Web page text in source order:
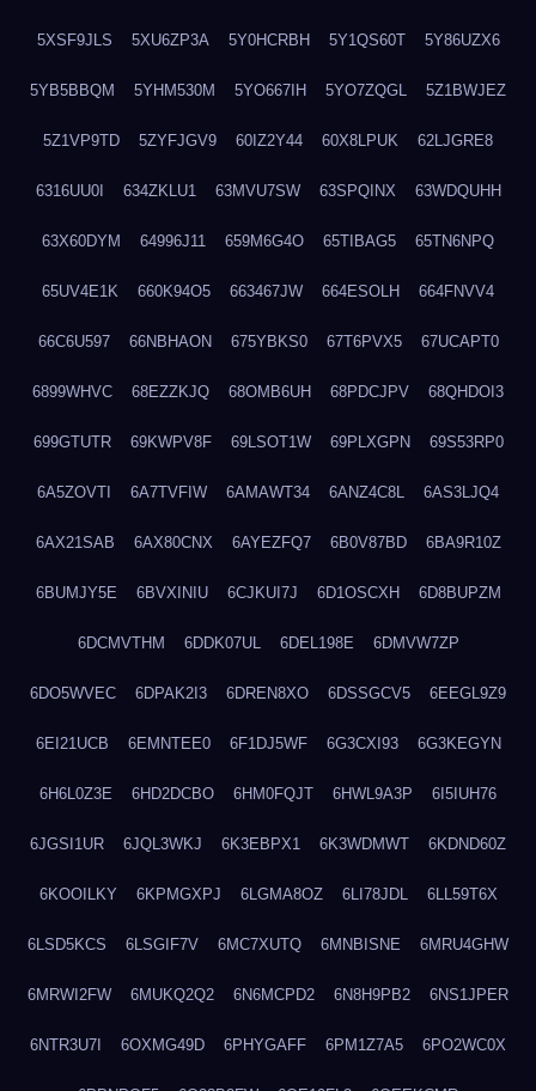
5XSF9JLS 5XU6ZP3A 5Y0HCRBH 5Y1QS60T 5Y86UZX6
5YB5BBQM 5YHM530M 5YO667IH 5YO7ZQGL 5Z1BWJEZ
5Z1VP9TD 5ZYFJGV9 60IZ2Y44 60X8LPUK 62LJGRE8
6316UU0I 634ZKLU1 63MVU7SW 63SPQINX 63WDQUHH
63X60DYM 64996J11 659M6G4O 65TIBAG5 65TN6NPQ
65UV4E1K 660K94O5 663467JW 664ESOLH 664FNVV4
66C6U597 66NBHAON 675YBKS0 67T6PVX5 67UCAPT0
6899WHVC 68EZZKJQ 68OMB6UH 68PDCJPV 68QHDOI3
699GTUTR 69KWPV8F 69LSOT1W 69PLXGPN 69S53RP0
6A5ZOVTI 6A7TVFIW 6AMAWT34 6ANZ4C8L 6AS3LJQ4
6AX21SAB 6AX80CNX 6AYEZFQ7 6B0V87BD 6BA9R10Z
6BUMJY5E 6BVXINIU 6CJKUI7J 6D1OSCXH 6D8BUPZM
6DCMVTHM 6DDK07UL 6DEL198E 6DMVW7ZP
6DO5WVEC 6DPAK2I3 6DREN8XO 6DSSGCV5 6EEGL9Z9
6EI21UCB 6EMNTEE0 6F1DJ5WF 6G3CXI93 6G3KEGYN
6H6L0Z3E 6HD2DCBO 6HM0FQJT 6HWL9A3P 6I5IUH76
6JGSI1UR 6JQL3WKJ 6K3EBPX1 6K3WDMWT 6KDND60Z
6KOOILKY 6KPMGXPJ 6LGMA8OZ 6LI78JDL 6LL59T6X
6LSD5KCS 6LSGIF7V 6MC7XUTQ 6MNBISNE 6MRU4GHW
6MRWI2FW 6MUKQ2Q2 6N6MCPD2 6N8H9PB2 6NS1JPER
6NTR3U7I 6OXMG49D 6PHYGAFF 6PM1Z7A5 6PO2WC0X